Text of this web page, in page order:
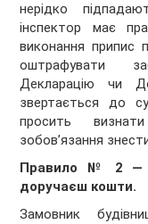
нерідко
інспектор має
виконання припис
оштрафувати
Декларацію чи
звертається до
просить
зобов’язання
Правило № 2 —
доручаєш кошти.
Замовник